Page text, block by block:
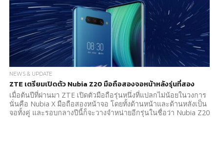
NEWS & UPDATE
ZTE เตรียมเปิดตัว Nubia Z20 มือถือสองจอหน้าหลังรุ่นที่สอง
เมื่อต้นปีที่ผ่านมา ZTE เปิดตัวมือถือรุ่นหนึ่งที่แปลกไม่น้อยในวงการ
นั่นคือ Nubia X มือถือสองหน้าจอ โดยทั้งด้านหน้าและด้านหลังเป็น
จอทั้งคู่ และรอบกลางปีนี้ก็จะวางจำหน่ายอีกรุ่นในชื่อว่า Nubia Z20